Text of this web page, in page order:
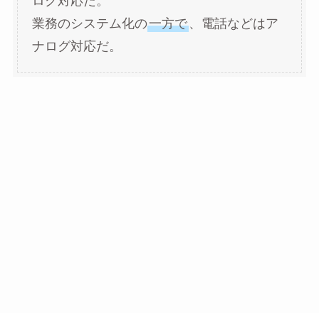
業務のシステム化の一方で、電話などはア
ナログ対応だ。